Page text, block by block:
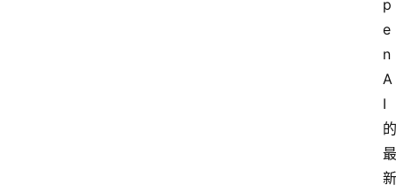
p
e
n
A
I
的
最
新